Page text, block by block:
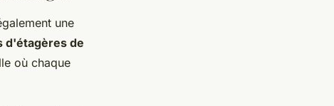
une
d'étagères de
où chaque